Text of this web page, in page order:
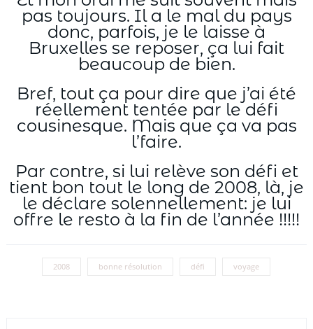
pas toujours. Il a le mal du pays
donc, parfois, je le laisse à
Bruxelles se reposer, ça lui fait
beaucoup de bien.
Bref, tout ça pour dire que j’ai été
réellement tentée par le défi
cousinesque. Mais que ça va pas
l’faire.
Par contre, si lui relève son défi et
tient bon tout le long de 2008, là, je
le déclare solennellement: je lui
offre le resto à la fin de l’année !!!!!
2008 bonne résolution défi voyage